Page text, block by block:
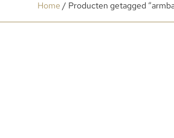
Home / Producten getagged